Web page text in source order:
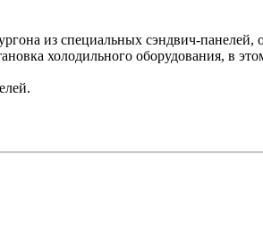
из специальных сэндвич-
холодильного оборудования, в